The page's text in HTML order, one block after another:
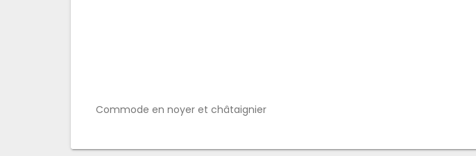
Commode en noyer et châtaignier